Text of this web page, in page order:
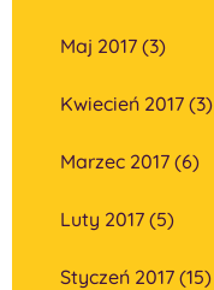
Maj 2017 (3)
Kwiecień 2017 (3)
Marzec 2017 (6)
Luty 2017 (5)
Styczeń 2017 (15)